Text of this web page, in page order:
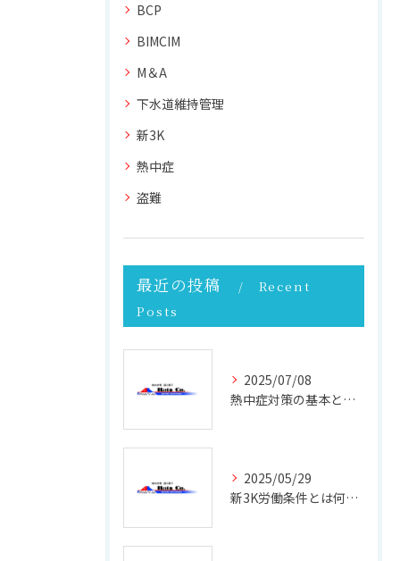
BCP
BIMCIM
M＆A
下水道維持管理
新3K
熱中症
盗難
最近の投稿
Recent
Posts
2025/07/08
熱中症対策の基本と現場で実践できる効果的な方法
2025/05/29
新3K労働条件とは何か 働きやすさと未来を考える